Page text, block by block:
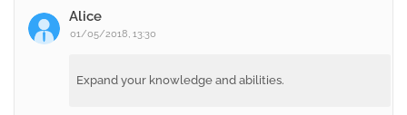
Alice
01/05/2018, 13:30
Expand your knowledge and abilities.